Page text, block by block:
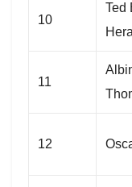
10
Ted
11
12